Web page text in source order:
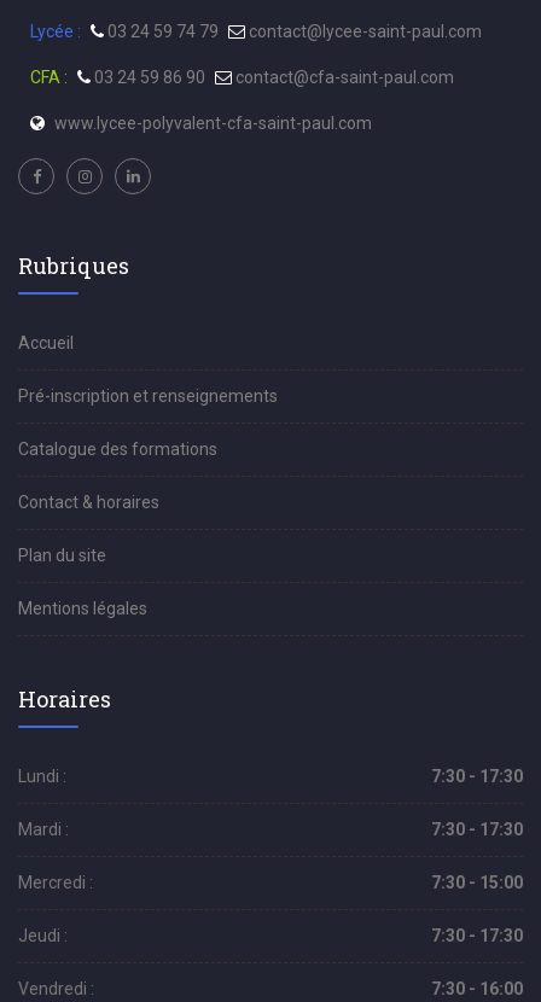
Lycée : 03 24 59 74 79 contact@lycee-saint-paul.com
CFA : 03 24 59 86 90 contact@cfa-saint-paul.com
www.lycee-polyvalent-cfa-saint-paul.com
Rubriques
Accueil
Pré-inscription et renseignements
Catalogue des formations
Contact & horaires
Plan du site
Mentions légales
Horaires
Lundi : 7:30 - 17:30
Mardi : 7:30 - 17:30
Mercredi : 7:30 - 15:00
Jeudi : 7:30 - 17:30
Vendredi : 7:30 - 16:00